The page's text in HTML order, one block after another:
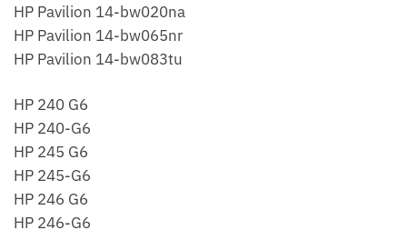
HP Pavilion 14-bw020na
HP Pavilion 14-bw065nr
HP Pavilion 14-bw083tu
HP 240 G6
HP 240-G6
HP 245 G6
HP 245-G6
HP 246 G6
HP 246-G6